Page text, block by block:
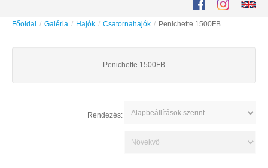
Főoldal / Galéria / Hajók / Csatornahajók / Penichette 1500FB
Penichette 1500FB
Rendezés: